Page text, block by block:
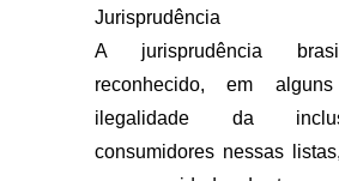
Jurisprudência
A jurisprudência
reconhecido, em
ilegalidade da
consumidores nessas